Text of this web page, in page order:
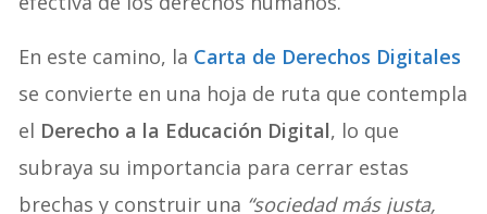
En este camino, la Carta de Derechos Digitales
se convierte en una hoja de ruta que contempla
el Derecho a la Educación Digital, lo que
subraya su importancia para cerrar estas
brechas y construir una “sociedad más justa,